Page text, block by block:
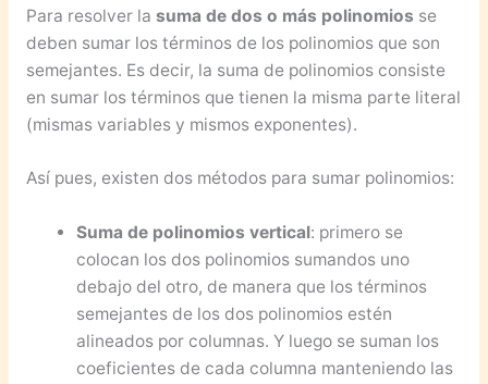
Para resolver la suma de dos o más polinomios se
deben sumar los términos de los polinomios que son
semejantes. Es decir, la suma de polinomios consiste
en sumar los términos que tienen la misma parte literal
(mismas variables y mismos exponentes).
Así pues, existen dos métodos para sumar polinomios:
Suma de polinomios vertical: primero se
colocan los dos polinomios sumandos uno
debajo del otro, de manera que los términos
semejantes de los dos polinomios estén
alineados por columnas. Y luego se suman los
coeficientes de cada columna manteniendo las